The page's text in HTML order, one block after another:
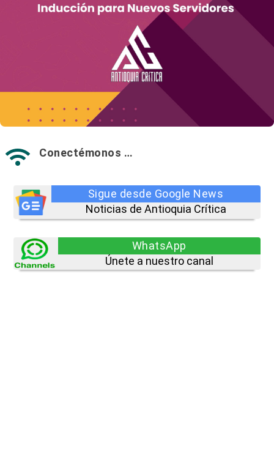
 Conectémonos …
Sigue desde Google News
Noticias de Antioquia Crítica
WhatsApp
Únete a nuestro canal